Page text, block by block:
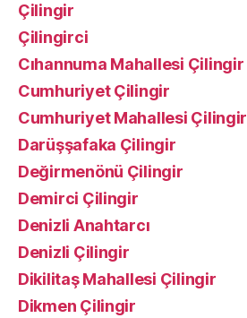
Çilingir
Çilingirci
Cıhannuma Mahallesi Çilingir
Cumhuriyet Çilingir
Cumhuriyet Mahallesi Çilingir
Darüşşafaka Çilingir
Değirmenönü Çilingir
Demirci Çilingir
Denizli Anahtarcı
Denizli Çilingir
Dikilitaş Mahallesi Çilingir
Dikmen Çilingir